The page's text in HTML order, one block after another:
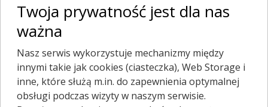
Nie znaleźliśmy żadnych lekarzy w promieniu25 km , dlatego
zwiększyliśmy promień wyszukiwania do
50 km
Twoja prywatność jest dla nas
ważna
Nasz serwis wykorzystuje mechanizmy między
innymi takie jak cookies (ciasteczka), Web Storage i
inne, które służą m.in. do zapewnienia optymalnej
obsługi podczas wizyty w naszym serwisie.